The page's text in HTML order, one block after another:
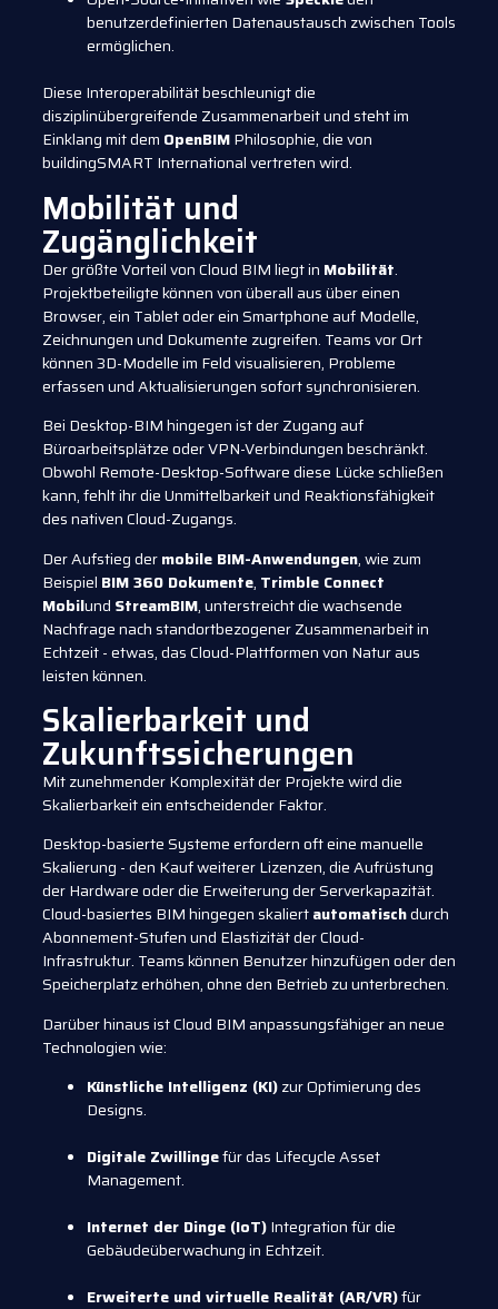
benutzerdefinierten Datenaustausch zwischen Tools
ermöglichen.
Diese Interoperabilität beschleunigt die
disziplinübergreifende Zusammenarbeit und steht im
Einklang mit dem OpenBIMPhilosophie, die von
buildingSMART International vertreten wird.
Mobilität und
Zugänglichkeit
Der größte Vorteil von Cloud BIM liegt in Mobilität.
Projektbeteiligte können von überall aus über einen
Browser, ein Tablet oder ein Smartphone auf Modelle,
Zeichnungen und Dokumente zugreifen. Teams vor Ort
können 3D-Modelle im Feld visualisieren, Probleme
erfassen und Aktualisierungen sofort synchronisieren.
Bei Desktop-BIM hingegen ist der Zugang auf
Büroarbeitsplätze oder VPN-Verbindungen beschränkt.
Obwohl Remote-Desktop-Software diese Lücke schließen
kann, fehlt ihr die Unmittelbarkeit und Reaktionsfähigkeit
des nativen Cloud-Zugangs.
Der Aufstieg dermobile BIM-Anwendungen, wie zum
Beispiel BIM 360 Dokumente, Trimble Connect
Mobilund StreamBIM, unterstreicht die wachsende
Nachfrage nach standortbezogener Zusammenarbeit in
Echtzeit - etwas, das Cloud-Plattformen von Natur aus
leisten können.
Skalierbarkeit und
Zukunftssicherungen
Mit zunehmender Komplexität der Projekte wird die
Skalierbarkeit ein entscheidender Faktor.
Desktop-basierte Systeme erfordern oft eine manuelle
Skalierung - den Kauf weiterer Lizenzen, die Aufrüstung
der Hardware oder die Erweiterung der Serverkapazität.
Cloud-basiertes BIM hingegen skaliertautomatischdurch
Abonnement-Stufen und Elastizität der Cloud-
Infrastruktur. Teams können Benutzer hinzufügen oder den
Speicherplatz erhöhen, ohne den Betrieb zu unterbrechen.
Darüber hinaus ist Cloud BIM anpassungsfähiger an neue
Technologien wie:
Künstliche Intelligenz (KI)zur Optimierung des
Designs.
Digitale Zwillingefür das Lifecycle Asset
Management.
Internet der Dinge (IoT)Integration für die
Gebäudeüberwachung in Echtzeit.
Erweiterte und virtuelle Realität (AR/VR)für